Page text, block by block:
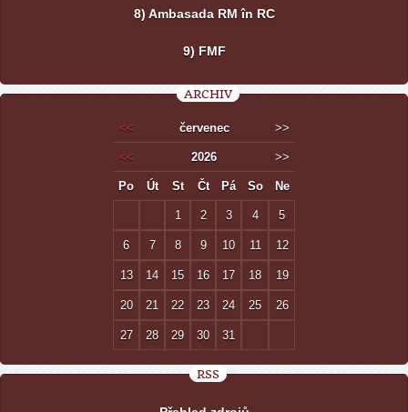
8) Ambasada RM în RC
9) FMF
ARCHIV
<< červenec >>
<< 2026 >>
Po Út St Čt Pá So Ne
1 2 3 4 5
6 7 8 9 10 11 12
13 14 15 16 17 18 19
20 21 22 23 24 25 26
27 28 29 30 31
RSS